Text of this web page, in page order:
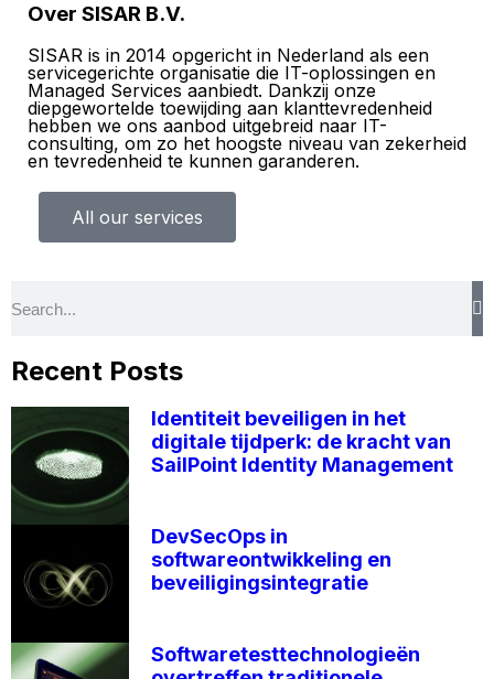
Over SISAR B.V.
SISAR is in 2014 opgericht in Nederland als een
servicegerichte organisatie die IT-oplossingen en
Managed Services aanbiedt. Dankzij onze
diepgewortelde toewijding aan klanttevredenheid
hebben we ons aanbod uitgebreid naar IT-
consulting, om zo het hoogste niveau van zekerheid
en tevredenheid te kunnen garanderen.
All our services
Recent Posts
Identiteit beveiligen in het
digitale tijdperk: de kracht van
SailPoint Identity Management
DevSecOps in
softwareontwikkeling en
beveiligingsintegratie
Softwaretesttechnologieën